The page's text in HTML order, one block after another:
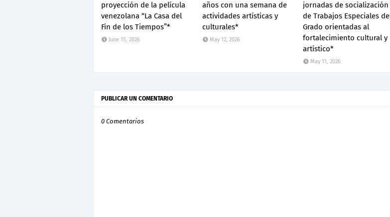
proyección de la película
venezolana “La Casa del
Fin de los Tiempos”*
June 15, 2026
años con una semana de
actividades artísticas y
culturales*
May 12, 2026
jornadas de socialización
de Trabajos Especiales de
Grado orientadas al
fortalecimiento cultural y
artístico*
May 11, 2026
PUBLICAR UN COMENTARIO
0 Comentarios